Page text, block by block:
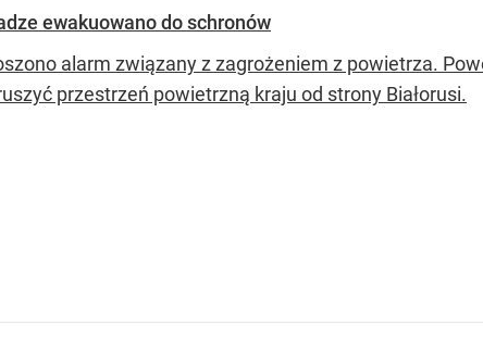
ewakuowano do schronów
alarm związany z zagrożeniem z powietrza.
przestrzeń powietrzną kraju od strony Białorusi.